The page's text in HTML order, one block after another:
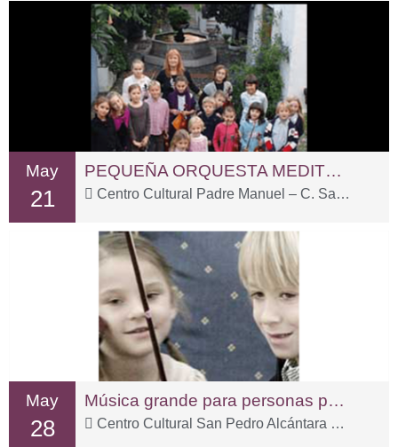
May
21
PEQUEÑA ORQUESTA MEDITERRÁNEA
Centro Cultural Padre Manuel – C. San Fernando, 2
May
28
Música grande para personas pequeñas
Centro Cultural San Pedro Alcántara – C. Sp Tolox, 3